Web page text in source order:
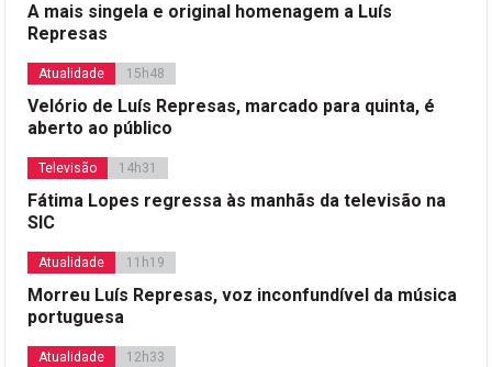
A mais singela e original homenagem a Luís
Represas
Atualidade 15h48
Velório de Luís Represas, marcado para quinta, é
aberto ao público
Televisão 14h31
Fátima Lopes regressa às manhãs da televisão na
SIC
Atualidade 11h19
Morreu Luís Represas, voz inconfundível da música
portuguesa
Atualidade 12h33